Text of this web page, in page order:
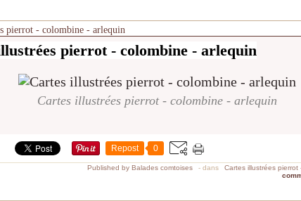
pierrot - colombine - arlequin
pierrot - colombine - arlequin
Cartes illustrées pierrot - colombine - arlequin
Repost 0
Published by Balades comtoises - dans
Cartes illustrées pierrot